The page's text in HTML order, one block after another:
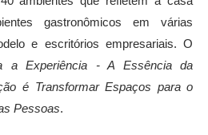
gastronômicos em várias
e escritórios empresariais. O
a Experiência - A Essência da
o é Transformar Espaços para o
Pessoas.